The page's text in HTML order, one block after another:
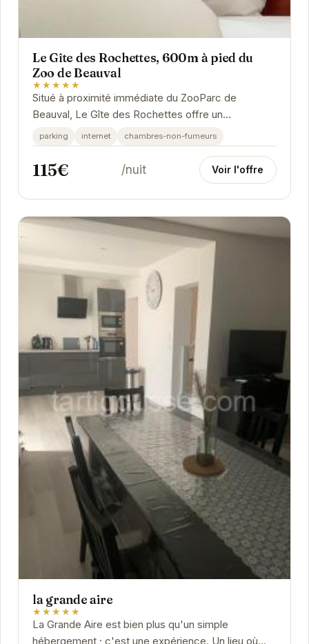
Le Gîte des Rochettes, 600m à pied du
Zoo de Beauval
★★★★★
Situé à proximité immédiate du ZooParc de
Beauval, Le Gîte des Rochettes offre un
hébergement confortable et bien équipé. Idéal
pour les...
parking internet chambres-non-fumeurs
115€ /nuit Voir l'offre
la grande aire
★★★★★
La Grande Aire est bien plus qu'un simple
hébergement ; c'est une expérience. Un lieu où